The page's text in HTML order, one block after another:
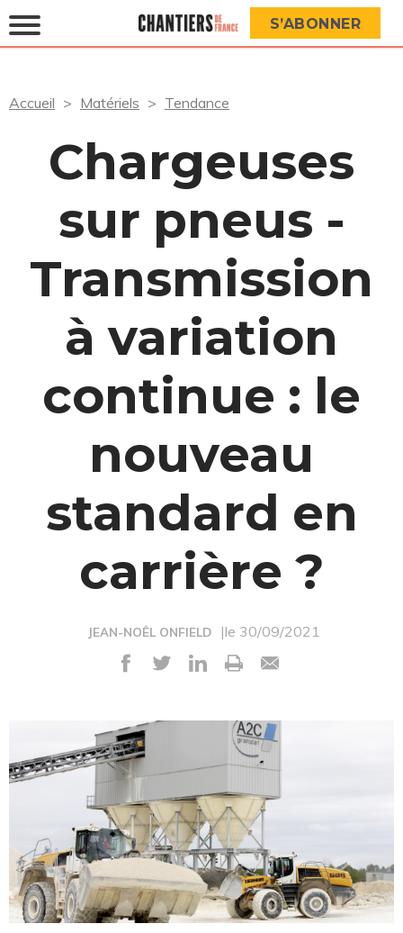
S’ABONNER
Accueil Matériels Tendance
Chargeuses
sur pneus -
Transmission
à variation
continue : le
nouveau
standard en
carrière ?
JEAN-NOÊL ONFIELD |le 30/09/2021